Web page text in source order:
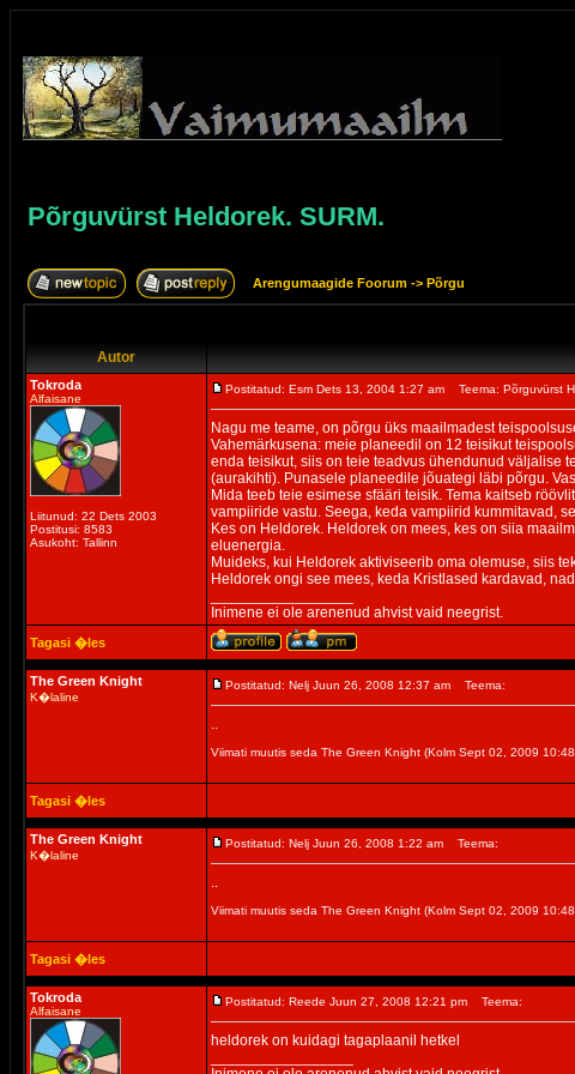
Põrguvürst Heldorek. SURM.
Arengumaagide Foorum -> Põrgu
Autor
Tokroda
Alfaisane
Liitunud: 22 Dets 2003
Postitusi: 8583
Asukoht: Tallinn
Postitatud: Esm Dets 13, 2004 1:27 am Teema: Põrguvürst
Nagu me teame, on põrgu üks maailmadest
Vahemärkusena: meie planeedil on 12 teisikut
enda teisikut, siis on teie teadvus ühendunud väljalise
(aurakihti). Punasele planeedile jõuategi läbi põrgu.
Mida teeb teie esimese sfääri teisik. Tema kaitseb
vampiiride vastu. Seega, keda vampiirid kummitavad,
Kes on Heldorek. Heldorek on mees, kes on siia
eluenergia.
Muideks, kui Heldorek aktiviseerib oma olemuse, siis
Heldorek ongi see mees, keda Kristlased kardavad,
Inimene ei ole arenenud ahvist vaid neegrist.
Tagasi �les
The Green Knight
K�laline
Postitatud: Nelj Juun 26, 2008 12:37 am Teema:
..
Viimati muutis seda The Green Knight (Kolm Sept 02, 2009
Tagasi �les
The Green Knight
K�laline
Postitatud: Nelj Juun 26, 2008 1:22 am Teema:
..
Viimati muutis seda The Green Knight (Kolm Sept 02, 2009
Tagasi �les
Tokroda
Alfaisane
Postitatud: Reede Juun 27, 2008 12:21 pm Teema:
heldorek on kuidagi tagaplaanil hetkel